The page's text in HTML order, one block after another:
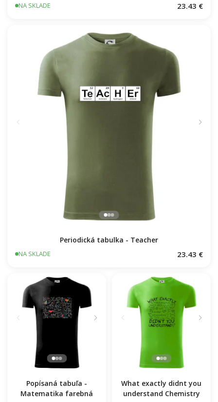
NA SKLADE 23.43 €
Periodická tabulka - Teacher
NA SKLADE 23.43 €
Popísaná tabuľa -
Matematika farebná
What exactly didnt you
understand Chemistry